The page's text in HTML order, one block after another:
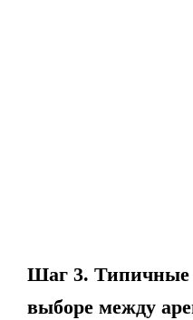
Шаг 3.
выборе между